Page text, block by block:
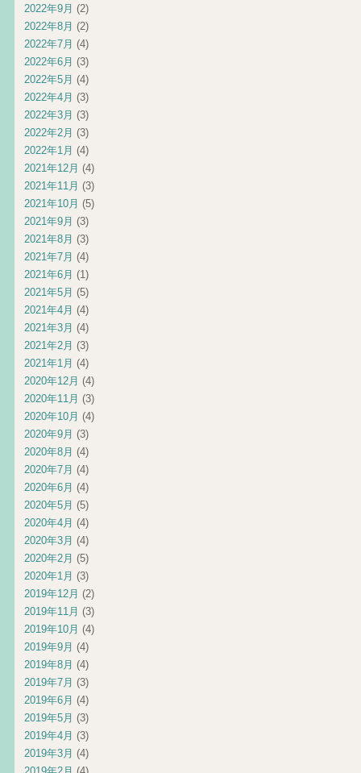
2022年9月 (2)
2022年8月 (2)
2022年7月 (4)
2022年6月 (3)
2022年5月 (4)
2022年4月 (3)
2022年3月 (3)
2022年2月 (3)
2022年1月 (4)
2021年12月 (4)
2021年11月 (3)
2021年10月 (5)
2021年9月 (3)
2021年8月 (3)
2021年7月 (4)
2021年6月 (1)
2021年5月 (5)
2021年4月 (4)
2021年3月 (4)
2021年2月 (3)
2021年1月 (4)
2020年12月 (4)
2020年11月 (3)
2020年10月 (4)
2020年9月 (3)
2020年8月 (4)
2020年7月 (4)
2020年6月 (4)
2020年5月 (5)
2020年4月 (4)
2020年3月 (4)
2020年2月 (5)
2020年1月 (3)
2019年12月 (2)
2019年11月 (3)
2019年10月 (4)
2019年9月 (4)
2019年8月 (4)
2019年7月 (3)
2019年6月 (4)
2019年5月 (3)
2019年4月 (3)
2019年3月 (4)